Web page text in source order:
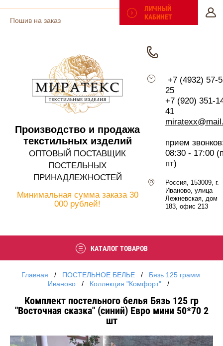
Пошив на заказ
Таблицы размеров
Отзывы
конфиденциальности
Регистрация
ЛИЧНЫЙ
КАБИНЕТ
Производство и продажа
текстильных изделий
ОПТОВЫЙ ПОСТАВЩИК
ПОСТЕЛЬНЫХ
ПРИНАДЛЕЖНОСТЕЙ
Минимальная сумма заказа30
000 рублей!
+7 (4932) 57-
25
+7 (920) 351-
41
прием
08:30 - 17:00
пт)
Россия, 153009, г.
Иваново, улица
Лежневская, дом
183, офис 213
КАТАЛОГ ТОВАРОВ
Главная
   /
ПОСТЕЛЬНОЕ БЕЛЬЕ
   /
Бязь 125 грамм
Иваново
   /
Коллекция "Комфорт"
   /
Комплект постельного белья Бязь 125 гр
"Восточная сказка" (синий) Евро мини 50*70 2
шт